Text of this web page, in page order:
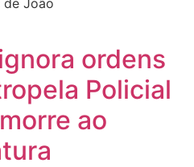
de João
ordens
Policial
ao